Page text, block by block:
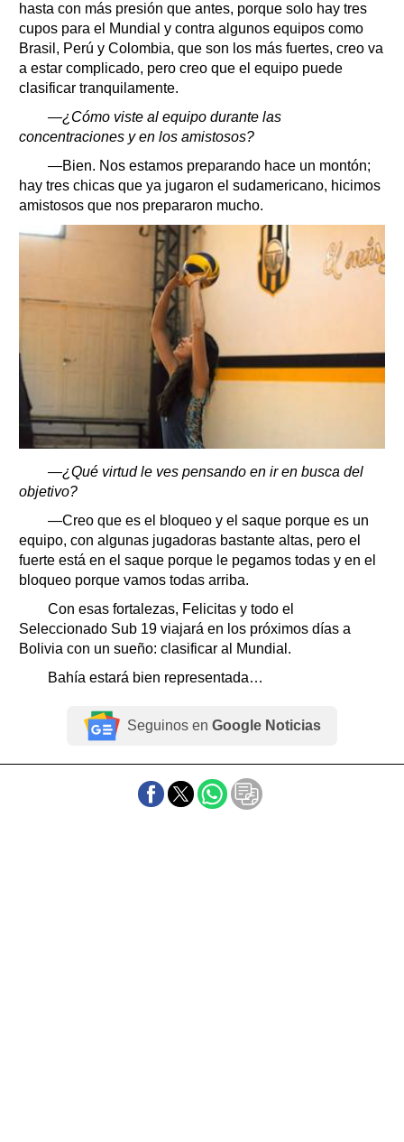
hasta con más presión que antes, porque solo hay tres
cupos para el Mundial y contra algunos equipos como
Brasil, Perú y Colombia, que son los más fuertes, creo va
a estar complicado, pero creo que el equipo puede
clasificar tranquilamente.
—¿Cómo viste al equipo durante las
concentraciones y en los amistosos?
—Bien. Nos estamos preparando hace un montón;
hay tres chicas que ya jugaron el sudamericano, hicimos
amistosos que nos prepararon mucho.
—¿Qué virtud le ves pensando en ir en busca del
objetivo?
—Creo que es el bloqueo y el saque porque es un
equipo, con algunas jugadoras bastante altas, pero el
fuerte está en el saque porque le pegamos todas y en el
bloqueo porque vamos todas arriba.
Con esas fortalezas, Felicitas y todo el
Seleccionado Sub 19 viajará en los próximos días a
Bolivia con un sueño: clasificar al Mundial.
Bahía estará bien representada…
Seguinos en Google Noticias